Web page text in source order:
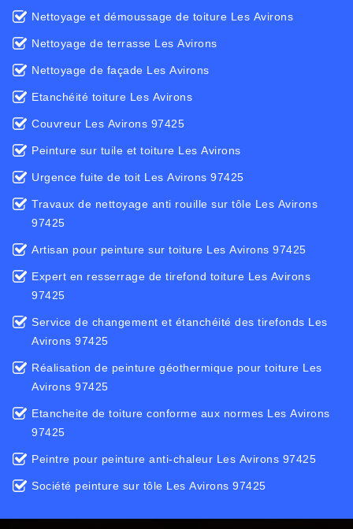
Nettoyage et démoussage de toiture Les Avirons
Nettoyage de terrasse Les Avirons
Nettoyage de façade Les Avirons
Etanchéité toiture Les Avirons
Couvreur Les Avirons 97425
Peinture sur tuile et toiture Les Avirons
Urgence fuite de toit Les Avirons 97425
Travaux de nettoyage anti rouille sur tôle Les Avirons
97425
Artisan pour peinture sur toiture Les Avirons 97425
Expert en resserrage de tirefond toiture Les Avirons
97425
Service de changement et étanchéité des tirefonds Les
Avirons 97425
Réalisation de peinture géothermique pour toiture Les
Avirons 97425
Etancheite de toiture conforme aux normes Les Avirons
97425
Peintre pour peinture anti-chaleur Les Avirons 97425
Société peinture sur tôle Les Avirons 97425